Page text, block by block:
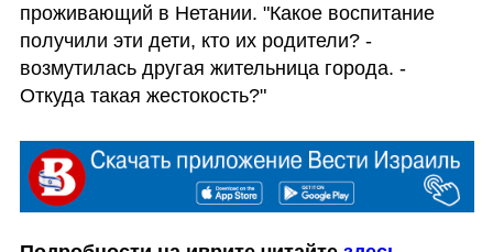
проживающий в Нетании. "Какое воспитание
получили эти дети, кто их родители? -
возмутилась другая жительница города. -
Откуда такая жестокость?"